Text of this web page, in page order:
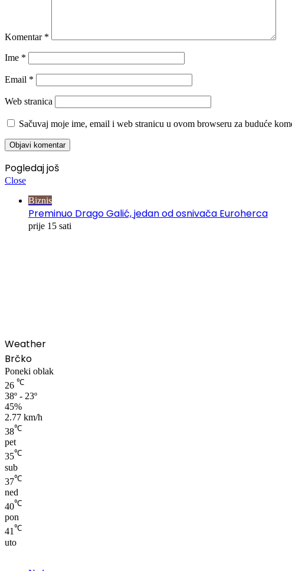
Komentar *
Ime *
Email *
Web stranica
Sačuvaj moje ime, email i web stranicu u ovom browseru za buduće
Pogledaj još
Close
Biznis
Preminuo Drago Galić, jedan od osnivača Euroherca
prije 15 sati
Weather
Brčko
Poneki oblak
26 ℃
38º - 23º
45%
2.77 km/h
38℃
pet
35℃
sub
37℃
ned
40℃
pon
41℃
uto